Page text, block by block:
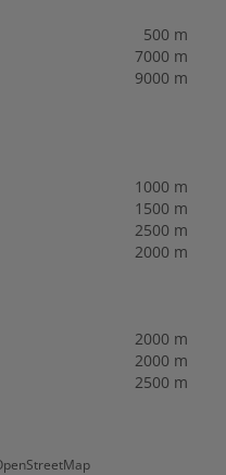
500 m
7000 m
9000 m
1000 m
1500 m
2500 m
2000 m
2000 m
2000 m
2500 m